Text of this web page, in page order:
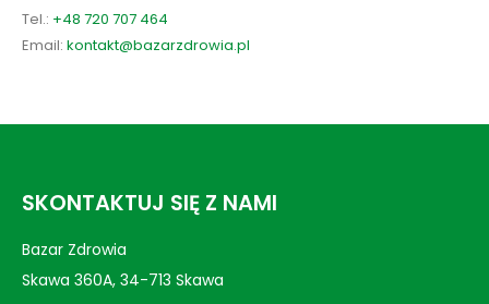
Tel.: +48 720 707 464
Email: kontakt@bazarzdrowia.pl
SKONTAKTUJ SIĘ Z NAMI
Bazar Zdrowia
Skawa 360A, 34-713 Skawa